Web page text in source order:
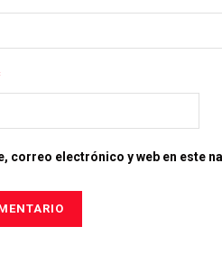
correo electrónico y web en este